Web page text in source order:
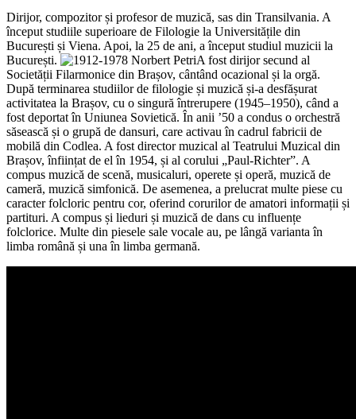
Dirijor, compozitor și profesor de muzică, sas din Transilvania. A
început studiile superioare de Filologie la Universitățile din
București și Viena. Apoi, la 25 de ani, a început studiul muzicii la
București.
A fost dirijor secund al
Societății Filarmonice din Brașov, cântând ocazional și la orgă.
După terminarea studiilor de filologie și muzică și-a desfășurat
activitatea la Brașov, cu o singură întrerupere (1945–1950), când a
fost deportat în Uniunea Sovietică. În anii ’50 a condus o orchestră
săsească și o grupă de dansuri, care activau în cadrul fabricii de
mobilă din Codlea. A fost director muzical al Teatrului Muzical din
Brașov, înființat de el în 1954, și al corului „Paul-Richter”. A
compus muzică de scenă, musicaluri, operete și operă, muzică de
cameră, muzică simfonică. De asemenea, a prelucrat multe piese cu
caracter folcloric pentru cor, oferind corurilor de amatori informații și
partituri. A compus și lieduri și muzică de dans cu influențe
folclorice. Multe din piesele sale vocale au, pe lângă varianta în
limba română și una în limba germană.